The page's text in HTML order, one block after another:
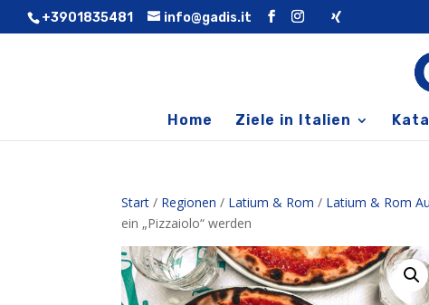
+3901835481 info@gadis.it
Home Ziele in Italien
Start / Regionen / Latium & Rom / Latium & Rom
ein „Pizzaiolo“ werden